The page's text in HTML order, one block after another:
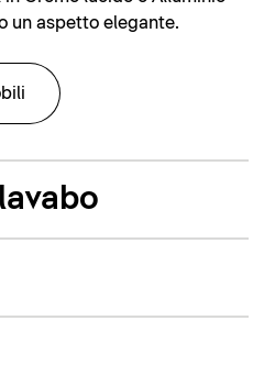
un aspetto elegante.